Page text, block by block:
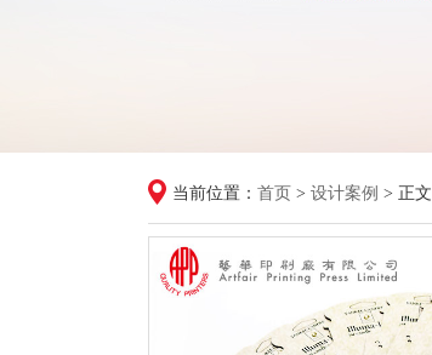
当前位置： 首页 > 设计案例 > 正文